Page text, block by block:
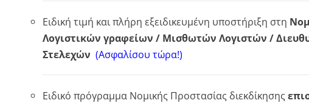
Ειδική τιμή και πλήρη εξειδικευμένη υποστήριξη στη
Λογιστικών γραφείων / Μισθωτών Λογιστών /
Στελεχών (Ασφαλίσου τώρα!)
Ειδικό πρόγραμμα Νομικής Προστασίας διεκδίκησης